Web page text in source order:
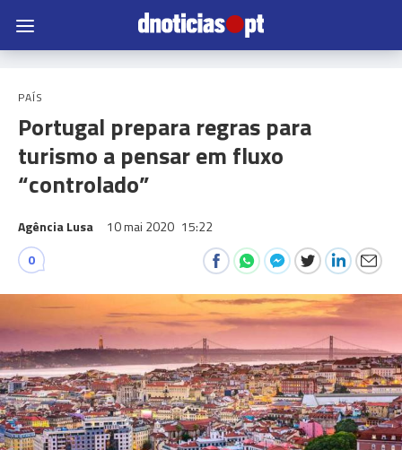
PAÍS
Portugal prepara regras para
turismo a pensar em fluxo
“controlado”
Agência Lusa 10 mai 2020 15:22
0